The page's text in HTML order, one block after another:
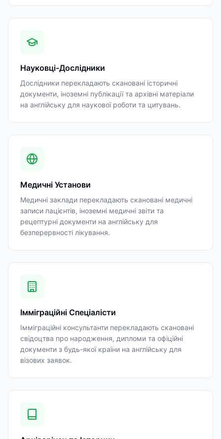
Науковці-Дослідники
Дослідники перекладають скановані історичні
документи, іноземні публікації та архівні матеріали
на англійську для наукової роботи та цитувань.
Медичні Установи
Медичні заклади перекладають скановані медичні
записи пацієнтів, іноземні медичні звіти та
рецептурні документи на англійську для
безперервності лікування.
Імміграційні Спеціалісти
Імміграційні консультанти перекладають скановані
свідоцтва про народження, дипломи та офіційні
документи з будь-якої країни на англійську для
візових заявок.